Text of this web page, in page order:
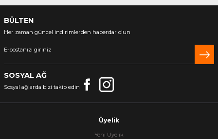
BÜLTEN
Her zaman güncel indirimlerden haberdar olun
SOSYAL AĞ
Sosyal ağlarda bizi takip edin
Üyelik
Yeni Üyelik